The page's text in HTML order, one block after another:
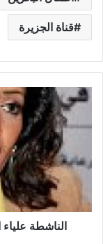
قناة الجزيرة